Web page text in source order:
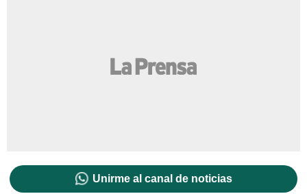
Unirme al canal de noticias